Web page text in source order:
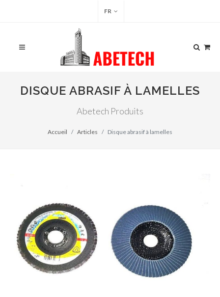
FR
DISQUE ABRASIF À LAMELLES
Abetech Produits
Accueil Articles Disque abrasif à lamelles